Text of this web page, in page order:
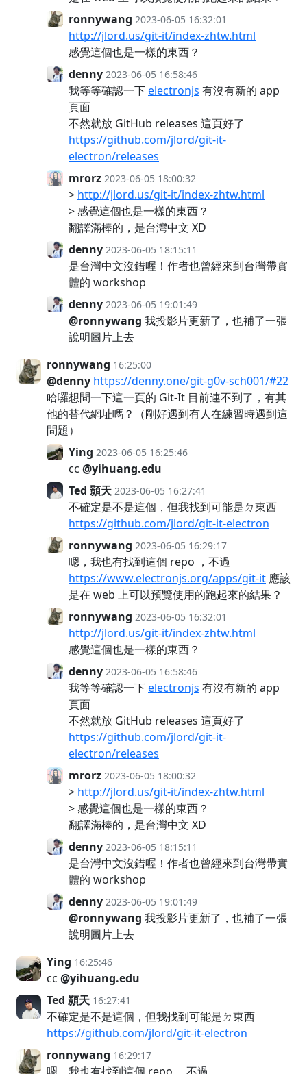
ronnywang 2023-06-05 16:32:01
http://jlord.us/git-it/index-zhtw.html
感覺這個也是一樣的東西？
denny 2023-06-05 16:58:46
我等等確認一下electronjs 有沒有新的 app
頁面
不然就放 GitHub releases 這頁好了
https://github.com/jlord/git-it-
electron/releases
mrorz 2023-06-05 18:00:32
> http://jlord.us/git-it/index-zhtw.html
> 感覺這個也是一樣的東西？
翻譯滿棒的，是台灣中文 XD
denny 2023-06-05 18:15:11
是台灣中文沒錯喔！作者也曾經來到台灣帶實
體的 workshop
denny 2023-06-05 19:01:49
@ronnywang 我投影片更新了，也補了一張
說明圖片上去
ronnywang 16:25:00
@denny https://denny.one/git-g0v-sch001/#22
哈囉想問一下這一頁的 Git-It 目前連不到了，有其
他的替代網址嗎？（剛好遇到有人在練習時遇到這
問題）
Ying 2023-06-05 16:25:46
cc @yihuang.edu
Ted 顥天 2023-06-05 16:27:41
不確定是不是這個，但我找到可能是ㄉ東西
https://github.com/jlord/git-it-electron
ronnywang 2023-06-05 16:29:17
嗯，我也有找到這個 repo ，不過
https://www.electronjs.org/apps/git-it 應該
是在 web 上可以預覽使用的跑起來的結果？
ronnywang 2023-06-05 16:32:01
http://jlord.us/git-it/index-zhtw.html
感覺這個也是一樣的東西？
denny 2023-06-05 16:58:46
我等等確認一下electronjs 有沒有新的 app
頁面
不然就放 GitHub releases 這頁好了
https://github.com/jlord/git-it-
electron/releases
mrorz 2023-06-05 18:00:32
> http://jlord.us/git-it/index-zhtw.html
> 感覺這個也是一樣的東西？
翻譯滿棒的，是台灣中文 XD
denny 2023-06-05 18:15:11
是台灣中文沒錯喔！作者也曾經來到台灣帶實
體的 workshop
denny 2023-06-05 19:01:49
@ronnywang 我投影片更新了，也補了一張
說明圖片上去
Ying 16:25:46
cc @yihuang.edu
Ted 顥天 16:27:41
不確定是不是這個，但我找到可能是ㄉ東西
https://github.com/jlord/git-it-electron
ronnywang 16:29:17